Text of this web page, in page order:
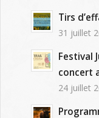
Tirs
31 juillet
Festival
concert
24 juillet